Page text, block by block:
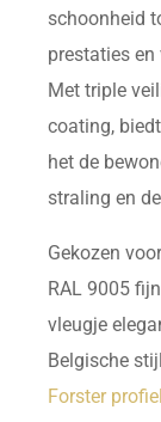
schoonheid
prestaties
Met triple
coating,
het de
straling en
Gekozen
RAL 9005
vleugje
Belgische
Forster